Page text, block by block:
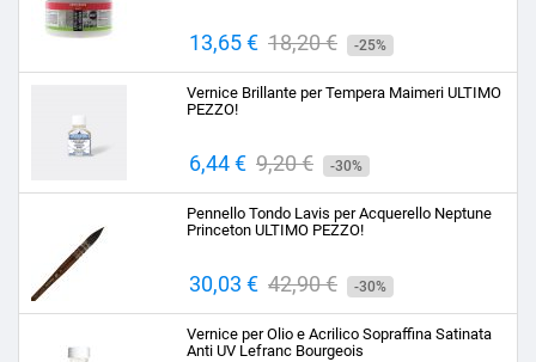
Prezzo
13,65 € Prezzo
base
18,20 € -25%
Vernice Brillante per Tempera Maimeri ULTIMO
PEZZO!
Prezzo
6,44 € Prezzo
base
9,20 € -30%
Pennello Tondo Lavis per Acquerello Neptune
Princeton ULTIMO PEZZO!
Prezzo
30,03 € Prezzo
base
42,90 € -30%
Vernice per Olio e Acrilico Sopraffina Satinata
Anti UV Lefranc Bourgeois